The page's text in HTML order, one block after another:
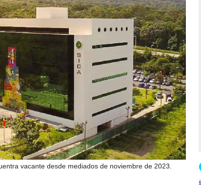
vacante desde mediados de noviembre de 2023.